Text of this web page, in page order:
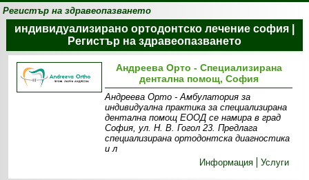
Регистър на здравеопазването
индивидуализирано ортодонтско лечение софия |
Регистър на здравеопазването
Андреева Орто - Специализирана
дентална помощ, София
Андреева Орто - Амбулатория за
индивидуална практика за специализирана
дентална помощ ЕООД се намира в град
София, ул. Н. В. Гогол 23. Предлага
специализирана ортодонтска диагностика
и л
Информация
Услуги